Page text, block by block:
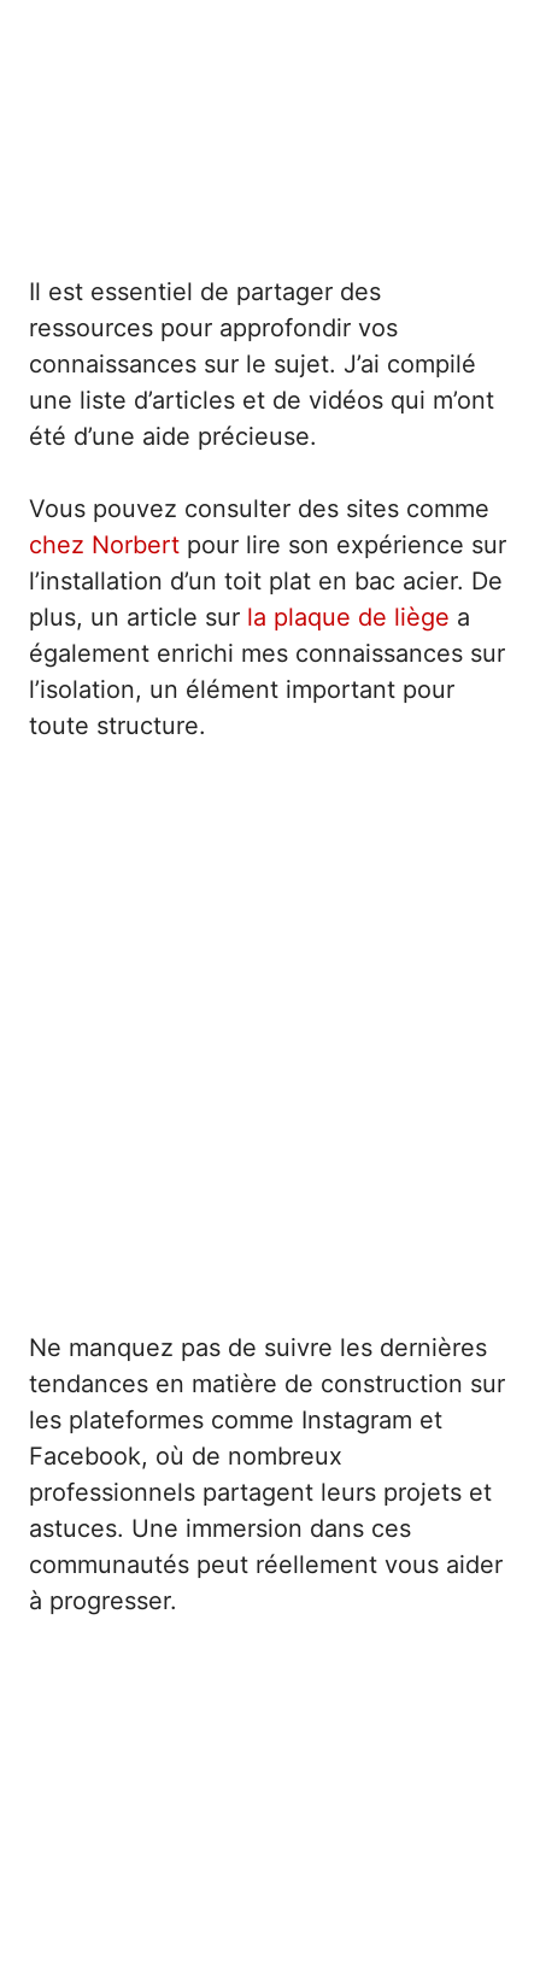
Il est essentiel de partager des
ressources pour approfondir vos
connaissances sur le sujet. J’ai compilé
une liste d’articles et de vidéos qui m’ont
été d’une aide précieuse.
Vous pouvez consulter des sites comme
chez Norbert pour lire son expérience sur
l’installation d’un toit plat en bac acier. De
plus, un article sur la plaque de liège a
également enrichi mes connaissances sur
l’isolation, un élément important pour
toute structure.
Ne manquez pas de suivre les dernières
tendances en matière de construction sur
les plateformes comme Instagram et
Facebook, où de nombreux
professionnels partagent leurs projets et
astuces. Une immersion dans ces
communautés peut réellement vous aider
à progresser.